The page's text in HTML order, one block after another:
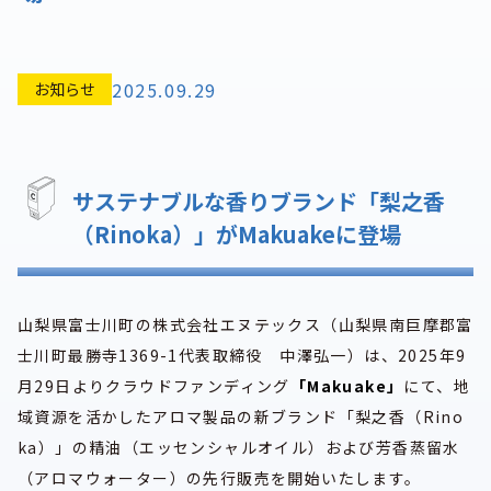
お知らせ 2025.09.29
サステナブルな香りブランド「梨之香
（Rinoka）」がMakuakeに登場
山梨県富士川町の株式会社エヌテックス（山梨県南巨摩郡富
士川町最勝寺1369-1代表取締役 中澤弘一）は、2025年9
月29日よりクラウドファンディング 「Makuake」 にて、地
域資源を活かしたアロマ製品の新ブランド「梨之香（Rino
ka）」の精油（エッセンシャルオイル）および芳香蒸留水
（アロマウォーター）の先行販売を開始いたします。